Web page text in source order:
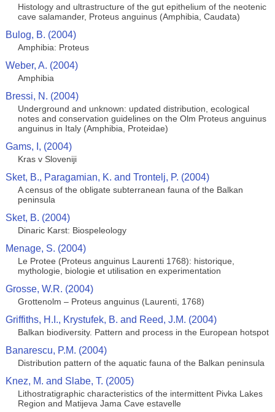
Histology and ultrastructure of the gut epithelium of the neotenic
cave salamander, Proteus anguinus (Amphibia, Caudata)
Bulog, B. (2004)
Amphibia: Proteus
Weber, A. (2004)
Amphibia
Bressi, N. (2004)
Underground and unknown: updated distribution, ecological
notes and conservation guidelines on the Olm Proteus anguinus
anguinus in Italy (Amphibia, Proteidae)
Gams, I, (2004)
Kras v Sloveniji
Sket, B., Paragamian, K. and Trontelj, P. (2004)
A census of the obligate subterranean fauna of the Balkan
peninsula
Sket, B. (2004)
Dinaric Karst: Biospeleology
Menage, S. (2004)
Le Protee (Proteus anguinus Laurenti 1768): historique,
mythologie, biologie et utilisation en experimentation
Grosse, W.R. (2004)
Grottenolm – Proteus anguinus (Laurenti, 1768)
Griffiths, H.I., Krystufek, B. and Reed, J.M. (2004)
Balkan biodiversity. Pattern and process in the European hotspot
Banarescu, P.M. (2004)
Distribution pattern of the aquatic fauna of the Balkan peninsula
Knez, M. and Slabe, T. (2005)
Lithostratigraphic characteristics of the intermittent Pivka Lakes
Region and Matijeva Jama Cave estavelle